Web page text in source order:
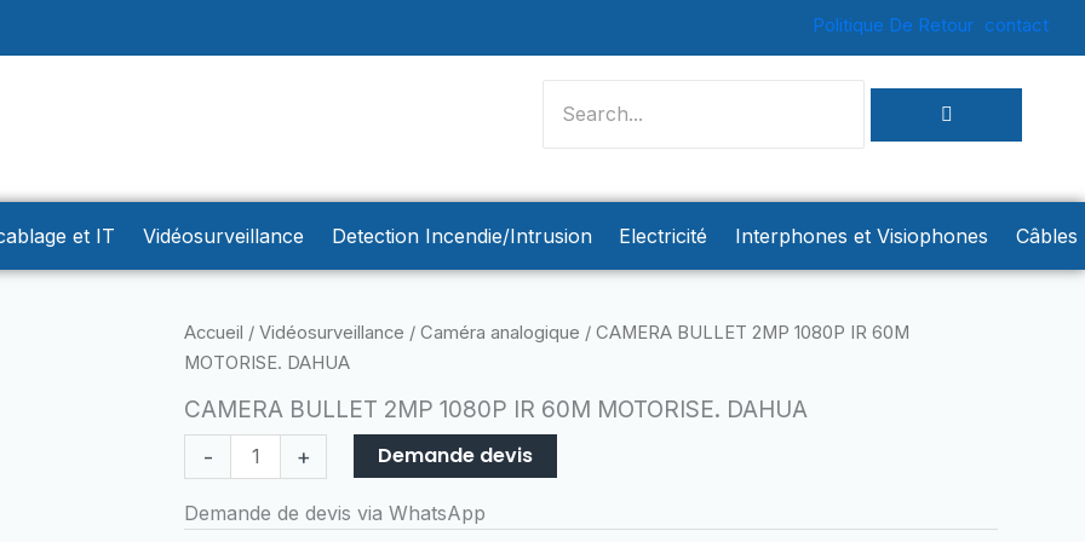
Politique De Retour contact
et IT Vidéosurveillance Detection Incendie/Intrusion Electricité Interphones et Visiophones Câbles
Accueil / Vidéosurveillance / Caméra analogique / CAMERA BULLET 2MP 1080P IR 60M
MOTORISE. DAHUA
CAMERA BULLET 2MP 1080P IR 60M MOTORISE. DAHUA
-
quantité
de
BULLET
2MP
1080P
IR
+ Demande devis
Demande de devis via WhatsApp